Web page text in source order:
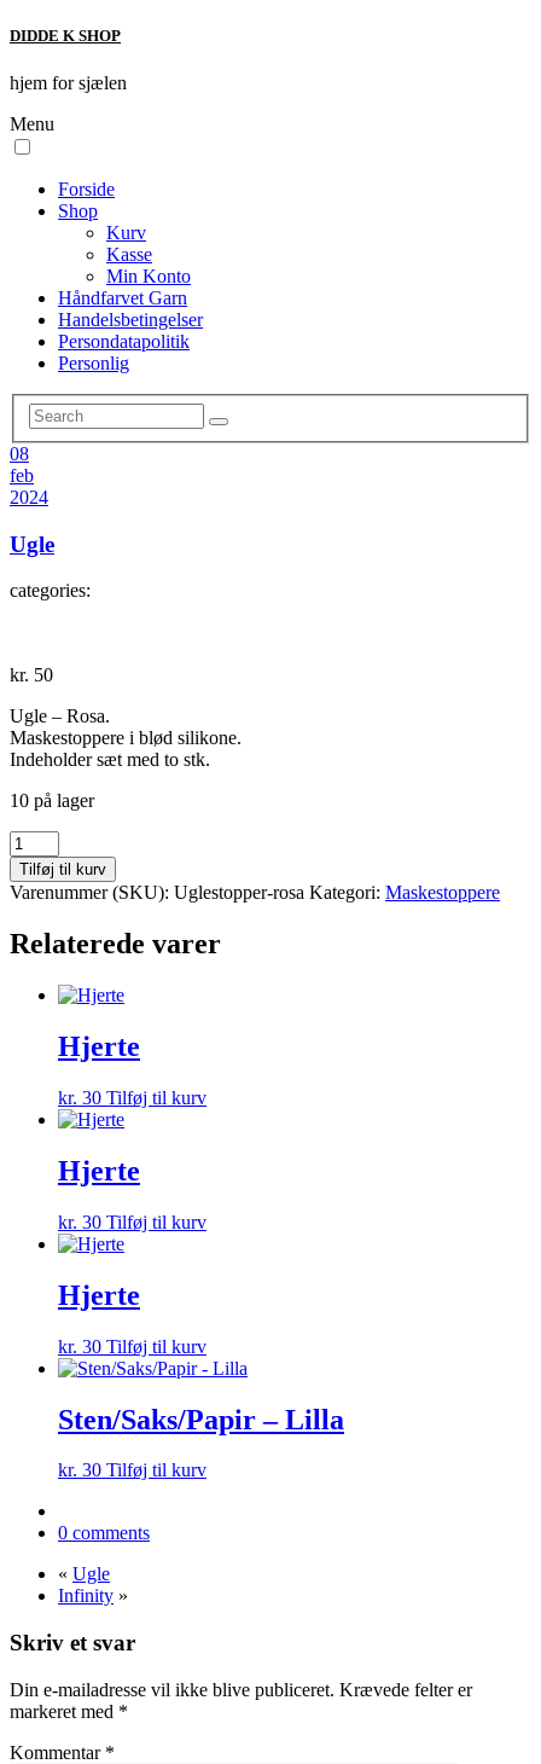
DIDDE K SHOP
hjem for sjælen
Menu
Forside
Shop
Kurv
Kasse
Min Konto
Håndfarvet Garn
Handelsbetingelser
Persondatapolitik
Personlig
08
feb
2024
Ugle
categories:
kr. 50
Ugle – Rosa.
Maskestoppere i blød silikone.
Indeholder sæt med to stk.
10 på lager
Ugle
antal
Tilføj til kurv
Varenummer (SKU): Uglestopper-rosa Kategori: Maskestoppere
Relaterede varer
Hjerte
kr. 30 Tilføj til kurv
Hjerte
kr. 30 Tilføj til kurv
Hjerte
kr. 30 Tilføj til kurv
Sten/Saks/Papir – Lilla
kr. 30 Tilføj til kurv
0 comments
« Ugle
Infinity »
Skriv et svar
Din e-mailadresse vil ikke blive publiceret. Krævede felter er
markeret med *
Kommentar *